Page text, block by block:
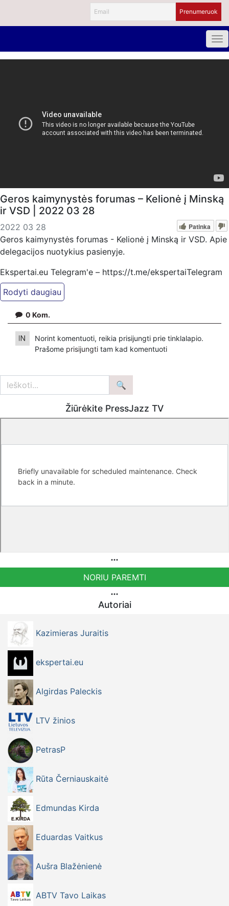
Geros kaimynystės forumas – Kelionė į Minską
ir VSD | 2022 03 28
2022 03 28 Patinka
Geros kaimynystės forumas - Kelionė į Minską ir VSD. Apie
delegacijos nuotykius pasienyje.
Ekspertai.eu Telegram'e – https://t.me/ekspertaiTelegram
https://www.pressjazz.tv
https://www.ekspertai.eu
Pradžia
Mūsų veikla galima tik dėka skaitytojų ir žiūrovų, mus
locale.x=en_US Patreon platformoje
patreon.com/KazimierasJuraitis Tiesiogiai pervedant per
PayPal paypal.me/PressJazzTV Bankiniu pavedimu - VŠĮ
"Tėvynės konduktoriai", LT333500010002889069
paskirtyje nurodant '„Auka“
0 Kom.
Norint komentuoti, reikia prisijungti prie tinklalapio.
Prašome prisijungti tam kad komentuoti
Žiūrėkite PressJazz TV
NORIU PAREMTI
Autoriai
Kazimieras Juraitis
ekspertai.eu
Algirdas Paleckis
LTV žinios
PetrasP
Rūta Černiauskaitė
Edmundas Kirda
Eduardas Vaitkus
Aušra Blažėnienė
ABTV Tavo Laikas